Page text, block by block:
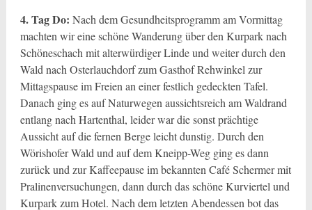
4. Tag Do: Nach dem Gesundheitsprogramm am Vormittag
machten wir eine schöne Wanderung über den Kurpark nach
Schöneschach mit alterwürdiger Linde und weiter durch den
Wald nach Osterlauchdorf zum Gasthof Rehwinkel zur
Mittagspause im Freien an einer festlich gedeckten Tafel.
Danach ging es auf Naturwegen aussichtsreich am Waldrand
entlang nach Hartenthal, leider war die sonst prächtige
Aussicht auf die fernen Berge leicht dunstig. Durch den
Wörishofer Wald und auf dem Kneipp-Weg ging es dann
zurück und zur Kaffeepause im bekannten Café Schermer mit
Pralinenversuchungen, dann durch das schöne Kurviertel und
Kurpark zum Hotel. Nach dem letzten Abendessen bot das